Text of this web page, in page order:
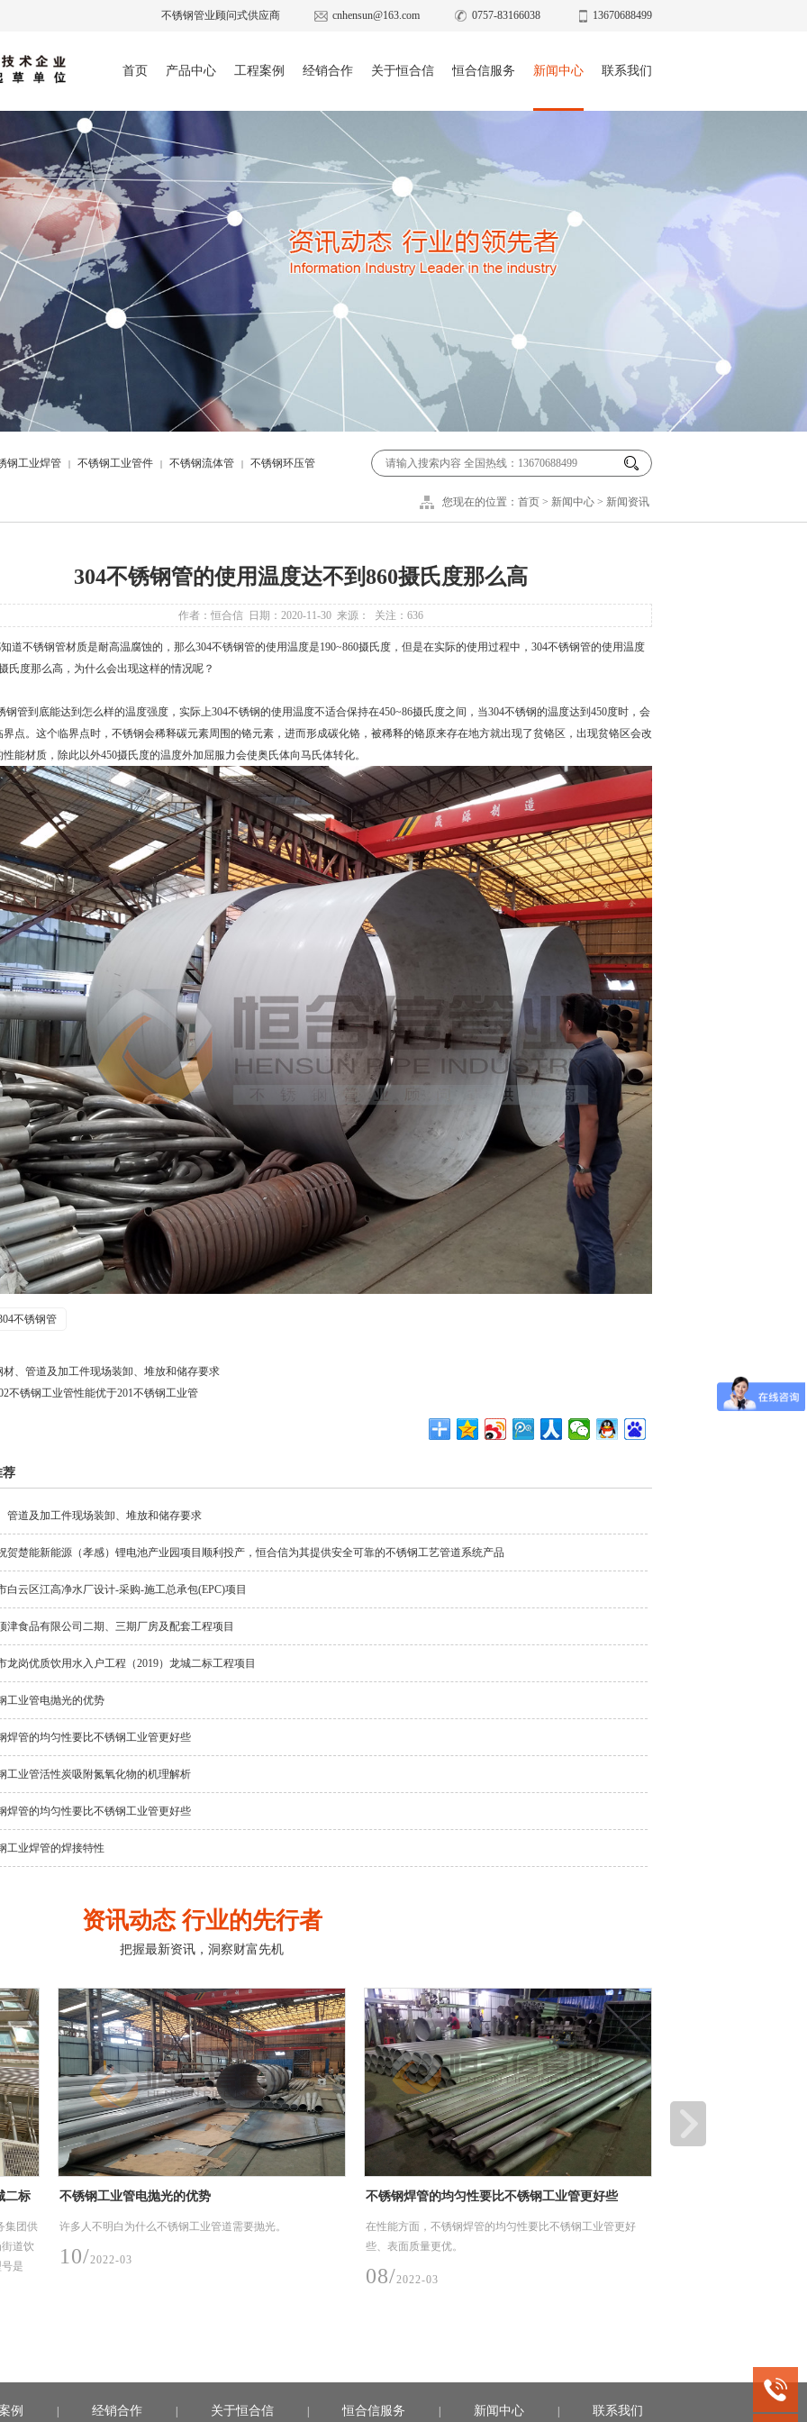
不锈钢管业顾问式供应商 cnhensun@163.com 0757-83166038 13670688499
首页 产品中心 工程案例 经销合作 关于恒合信 恒合信服务 新闻中心 联系我们
钢工业焊管 | 不锈钢工业管件 | 不锈钢流体管 | 不锈钢环压管
您现在的位置： 首页 > 新闻中心 > 新闻资讯
304不锈钢管的使用温度达不到860摄氏度那么高
作者：恒合信 日期：2020-11-30 来源： 关注： 636
不锈钢管材质是耐高温腐蚀的，那么304不锈钢管的使用温度是190~860摄氏度，但是在实际的使用过程中， 304不锈钢管的使用温度
氏度那么高，为什么会出现这样的情况呢？
钢管到底能达到怎么样的温度强度，实际上304不锈钢的使用温度不适合保持在450~86摄氏度之间，当304不锈钢的温度达到450度时，会
界点。这个临界点时，不锈钢会稀释碳元素周围的铬元素，进而形成碳化铬，被稀释的铬原来存在地方就出现了贫铬区，出现贫铬区会改
能材质，除此以外450摄氏度的温度外加屈服力会使奥氏体向马氏体转化。
不锈钢管
材、管道及加工件现场装卸、堆放和储存要求
不锈钢工业管性能优于201不锈钢工业管
荐
管道及加工件现场装卸、堆放和储存要求
贺楚能新能源（孝感）锂电池产业园项目顺利投产，恒合信为其提供安全可靠的不锈钢工艺管道系统产品
白云区江高净水厂设计-采购-施工总承包(EPC)项目
津食品有限公司二期、三期厂房及配套工程项目
龙岗优质饮用水入户工程（2019）龙城二标工程项目
工业管电抛光的优势
焊管的均匀性要比不锈钢工业管更好些
工业管活性炭吸附氮氧化物的机理解析
焊管的均匀性要比不锈钢工业管更好些
工业焊管的焊接特性
资讯动态 行业的先行者
把握最新资讯，洞察财富先机
二标
集团供
道饮
是
不锈钢工业管电抛光的优势
许多人不明白为什么不锈钢工业管道需要抛光。
10/2022-03
不锈钢焊管的均匀性要比不锈钢工业管更好些
在性能方面，不锈钢焊管的均匀性要比不锈钢工业管更好
些、表面质量更优。
08/2022-03
例 | 经销合作 | 关于恒合信 | 恒合信服务 | 新闻中心 | 联系我们